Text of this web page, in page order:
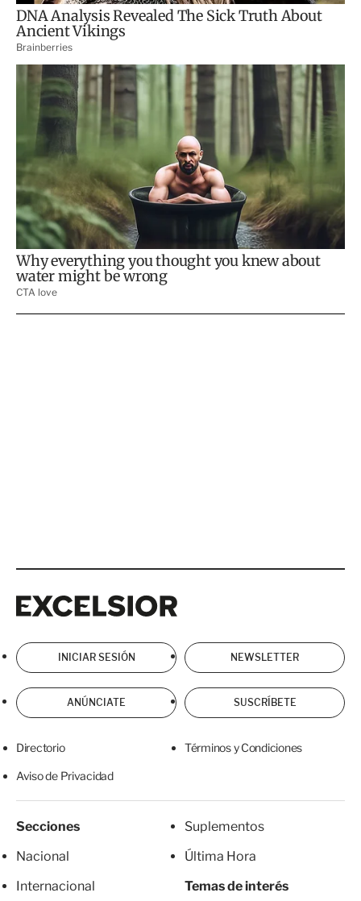
INICIAR SESIÓN NEWSLETTER
ANÚNCIATE SUSCRÍBETE
Directorio Términos y Condiciones
Aviso de Privacidad
Secciones
Nacional
Internacional
Suplementos
Última Hora
Temas de interés